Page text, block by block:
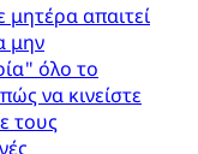
μητέρα απαιτεί
μην
όλο το
να κινείστε
τους